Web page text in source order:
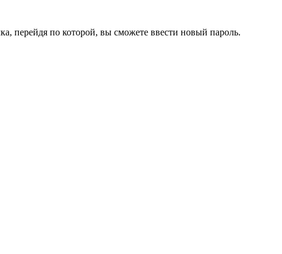
перейдя по которой, вы сможете ввести новый пароль.